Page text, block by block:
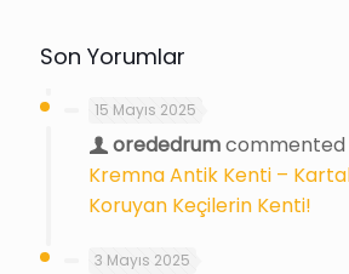
Son Yorumlar
15 Mayıs 2025
orededrumcommented
Kremna Antik Kenti – Kartal
Koruyan Keçilerin Kenti!
3 Mayıs 2025